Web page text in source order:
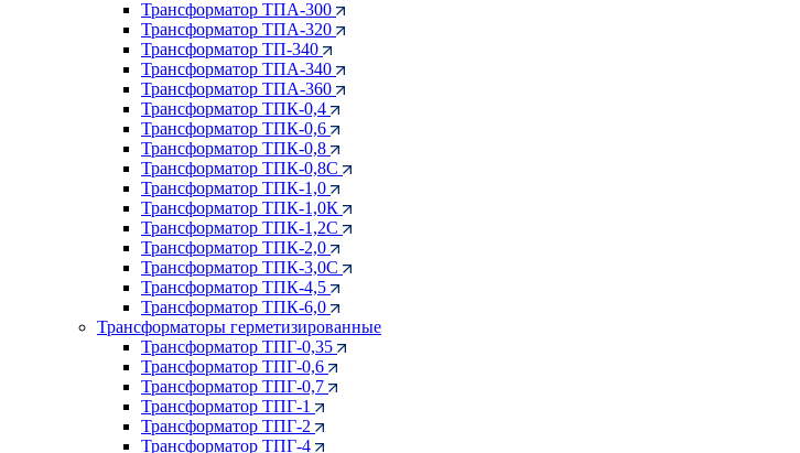
Трансформатор ТПА-300
Трансформатор ТПА-320
Трансформатор ТП-340
Трансформатор ТПА-340
Трансформатор ТПА-360
Трансформатор ТПК-0,4
Трансформатор ТПК-0,6
Трансформатор ТПК-0,8
Трансформатор ТПК-0,8С
Трансформатор ТПК-1,0
Трансформатор ТПК-1,0К
Трансформатор ТПК-1,2С
Трансформатор ТПК-2,0
Трансформатор ТПК-3,0С
Трансформатор ТПК-4,5
Трансформатор ТПК-6,0
Трансформаторы герметизированные
Трансформатор ТПГ-0,35
Трансформатор ТПГ-0,6
Трансформатор ТПГ-0,7
Трансформатор ТПГ-1
Трансформатор ТПГ-2
Трансформатор ТПГ-4